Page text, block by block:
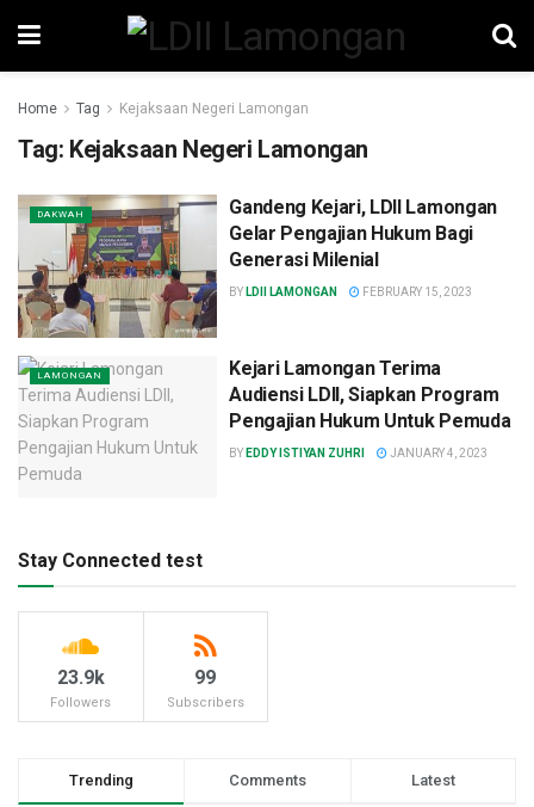
Home Tag Kejaksaan Negeri Lamongan
Tag: Kejaksaan Negeri Lamongan
DAKWAH
Gandeng Kejari, LDII Lamongan
Gelar Pengajian Hukum Bagi
Generasi Milenial
BY LDII LAMONGAN FEBRUARY 15, 2023
LAMONGAN
Kejari Lamongan Terima
Audiensi LDII, Siapkan Program
Pengajian Hukum Untuk Pemuda
BY EDDY ISTIYAN ZUHRI JANUARY 4, 2023
Stay Connected test
23.9k
Followers
99
Subscribers
Trending Comments Latest